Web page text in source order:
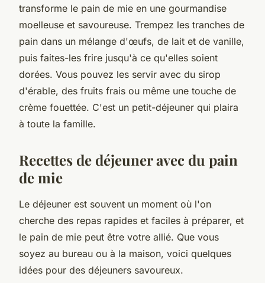
transforme le pain de mie en une gourmandise
moelleuse et savoureuse. Trempez les tranches de
pain dans un mélange d'œufs, de lait et de vanille,
puis faites-les frire jusqu'à ce qu'elles soient
dorées. Vous pouvez les servir avec du sirop
d'érable, des fruits frais ou même une touche de
crème fouettée. C'est un petit-déjeuner qui plaira
à toute la famille.
Recettes de déjeuner avec du pain
de mie
Le déjeuner est souvent un moment où l'on
cherche des repas rapides et faciles à préparer, et
le pain de mie peut être votre allié. Que vous
soyez au bureau ou à la maison, voici quelques
idées pour des déjeuners savoureux.